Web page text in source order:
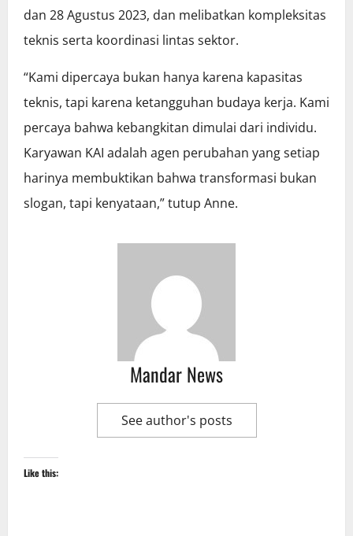
dan 28 Agustus 2023, dan melibatkan kompleksitas
teknis serta koordinasi lintas sektor.
“Kami dipercaya bukan hanya karena kapasitas
teknis, tapi karena ketangguhan budaya kerja. Kami
percaya bahwa kebangkitan dimulai dari individu.
Karyawan KAI adalah agen perubahan yang setiap
harinya membuktikan bahwa transformasi bukan
slogan, tapi kenyataan,” tutup Anne.
Mandar News
See author's posts
Like this: